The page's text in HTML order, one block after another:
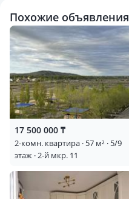
Похожие объявления
17 500 000 ₸
2-комн. квартира · 57 м² · 5/9
этаж · 2-й мкр. 11